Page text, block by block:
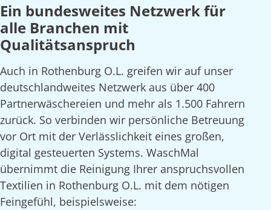
Ein bundesweites Netzwerk für
alle Branchen mit
Qualitätsanspruch
Auch in Rothenburg O.L. greifen wir auf unser
deutschlandweites Netzwerk aus über 400
Partnerwäschereien und mehr als 1.500 Fahrern
zurück. So verbinden wir persönliche Betreuung
vor Ort mit der Verlässlichkeit eines großen,
digital gesteuerten Systems. WaschMal
übernimmt die Reinigung Ihrer anspruchsvollen
Textilien in Rothenburg O.L. mit dem nötigen
Feingefühl, beispielsweise: